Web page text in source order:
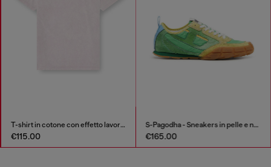
T-shirt in cotone con effetto lavorato
€115.00
S-Pagodha - Sneakers in pelle e nylon
€165.00